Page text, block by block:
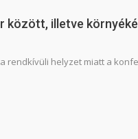
között, illetve
rendkívüli helyzet miatt a